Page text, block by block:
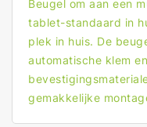
Beugel om aan een
tablet-standaard in
plek in huis. De
automatische klem
gemakkelijke